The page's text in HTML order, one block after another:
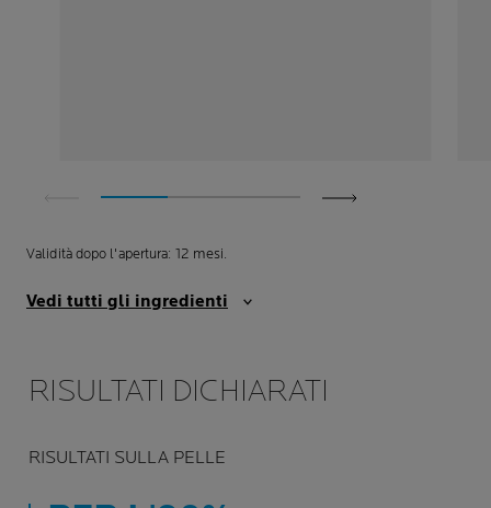
Validità dopo l'apertura: 12 mesi.
Vedi tutti gli ingredienti
RISULTATI DICHIARATI
RISULTATI SULLA PELLE